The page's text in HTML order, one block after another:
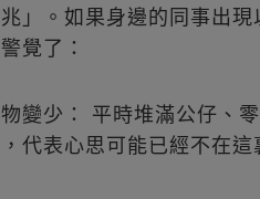
」。如果身邊的同事出
覺了：
變少： 平時堆滿公仔、
代表心思可能已經不在這